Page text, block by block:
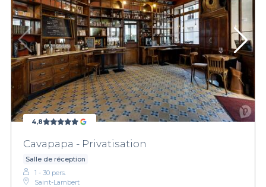
4,8
Cavapapa - Privatisation
Salle de réception
1 - 30 pers.
Saint-Lambert